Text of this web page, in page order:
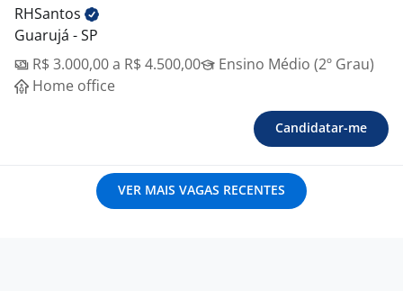
RHSantos
Guarujá - SP
R$ 3.000,00 a R$ 4.500,00
Ensino Médio (2º Grau)
Home office
Candidatar-me
VER MAIS VAGAS RECENTES